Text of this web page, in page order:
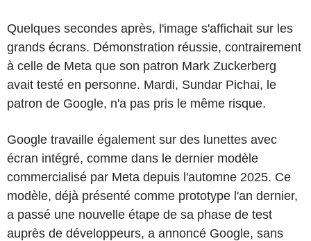
Quelques secondes après, l'image s'affichait sur les
grands écrans. Démonstration réussie, contrairement
à celle de Meta que son patron Mark Zuckerberg
avait testé en personne. Mardi, Sundar Pichai, le
patron de Google, n'a pas pris le même risque.
Google travaille également sur des lunettes avec
écran intégré, comme dans le dernier modèle
commercialisé par Meta depuis l'automne 2025. Ce
modèle, déjà présenté comme prototype l'an dernier,
a passé une nouvelle étape de sa phase de test
auprès de développeurs, a annoncé Google, sans